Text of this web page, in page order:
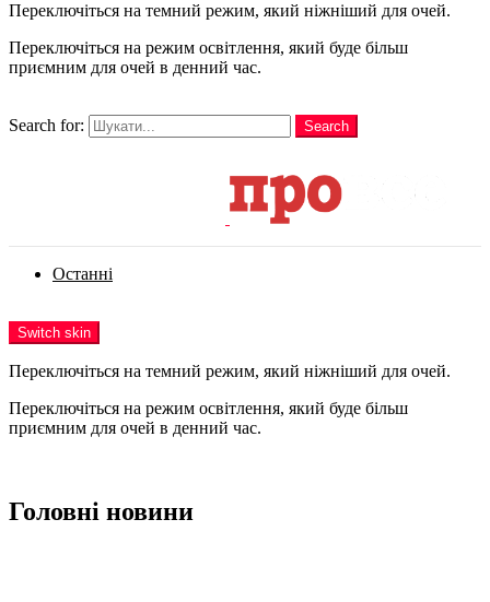
Переключіться на темний режим, який ніжніший для очей.
Переключіться на режим освітлення, який буде більш
приємним для очей в денний час.
Search for:
Search
Останні
Switch skin
Переключіться на темний режим, який ніжніший для очей.
Переключіться на режим освітлення, який буде більш
приємним для очей в денний час.
Головні новини